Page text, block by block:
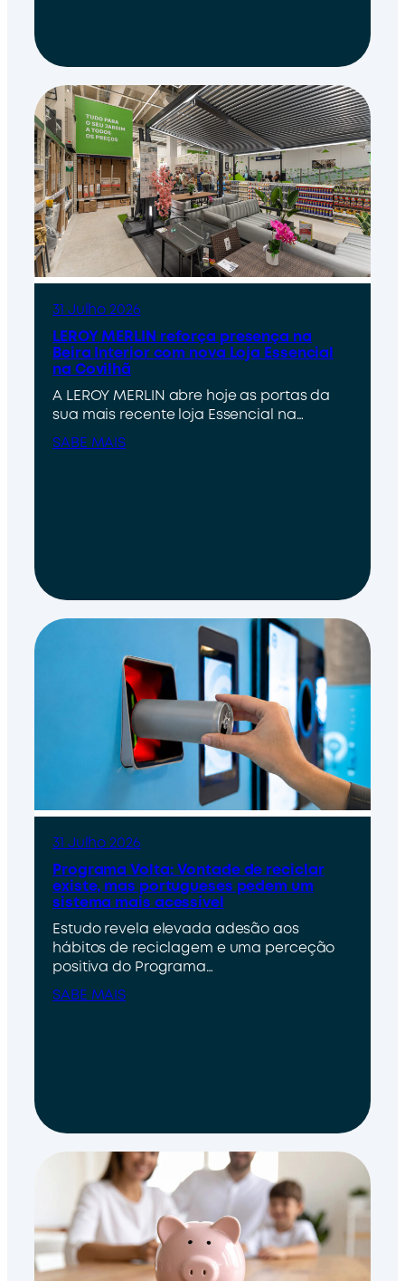
31 Julho 2026
LEROY MERLIN reforça presença na
Beira Interior com nova Loja Essencial
na Covilhã
A LEROY MERLIN abre hoje as portas da
sua mais recente loja Essencial na…
SABE MAIS
31 Julho 2026
Programa Volta: Vontade de reciclar
existe, mas portugueses pedem um
sistema mais acessível
Estudo revela elevada adesão aos
hábitos de reciclagem e uma perceção
positiva do Programa…
SABE MAIS